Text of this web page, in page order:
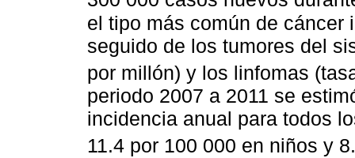
el tipo más común de cáncer
seguido de los tumores del
por millón) y los linfomas
periodo 2007 a 2011 se
incidencia anual para todos
11.4 por 100 000 en niños y